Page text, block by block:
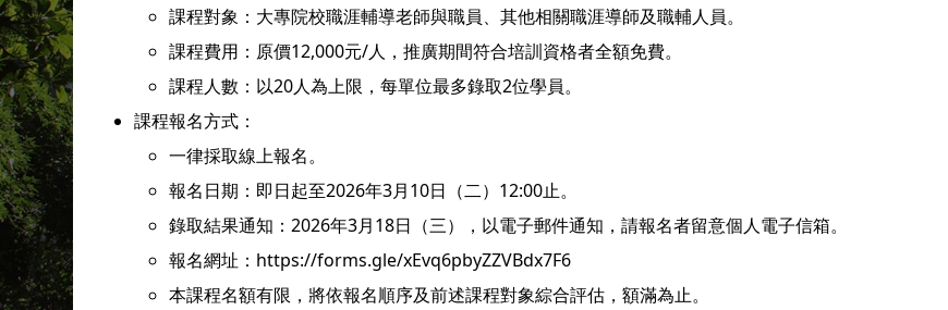
課程對象：大專院校職涯輔導老師與職員、其他相關職涯導師及職輔人員。
課程費用：原價12,000元/人，推廣期間符合培訓資格者全額免費。
課程人數：以20人為上限，每單位最多錄取2位學員。
課程報名方式：
一律採取線上報名。
報名日期：即日起至2026年3月10日（二）12:00止。
錄取結果通知：2026年3月18日（三），以電子郵件通知，請報名者留意個人電子信箱。
報名網址：https://forms.gle/xEvq6pbyZZVBdx7F6
本課程名額有限，將依報名順序及前述課程對象綜合評估，額滿為止。